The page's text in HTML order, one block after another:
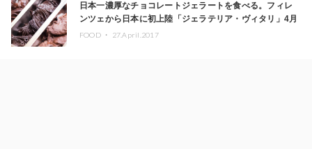
日本一濃厚なチョコレートジェラートを食べる。フィレ
ンツェから日本に初上陸「ジェラテリア・ヴィタリ」4月
28日、自由が丘にオープン
FOOD ・ 27.April.2017